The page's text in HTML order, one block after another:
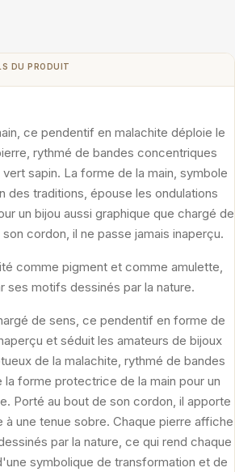
DU PRODUIT
ce pendentif en malachite déploie le
rythmé de bandes concentriques
sapin. La forme de la main, symbole
des traditions, épouse les ondulations
un bijou aussi graphique que chargé de
cordon, il ne passe jamais inaperçu.
comme pigment et comme amulette,
ses motifs dessinés par la nature.
de sens, ce pendentif en forme de
et séduit les amateurs de bijoux
de la malachite, rythmé de bandes
forme protectrice de la main pour un
Porté au bout de son cordon, il apporte
à une tenue sobre. Chaque pierre affiche
par la nature, ce qui rend chaque
symbolique de transformation et de